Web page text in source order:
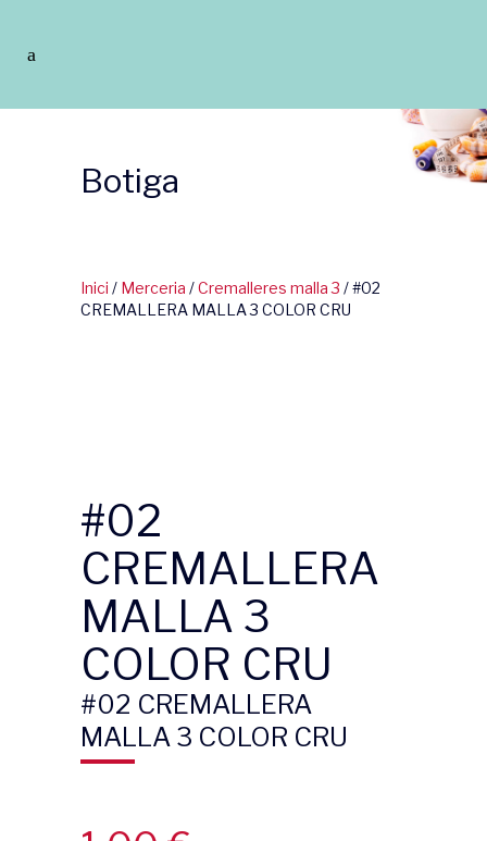
Botiga
Inici / Merceria /Cremalleres malla 3 / #02
CREMALLERA MALLA 3 COLOR CRU
#02
CREMALLERA
MALLA 3
COLOR CRU
#02 CREMALLERA
MALLA 3 COLOR CRU